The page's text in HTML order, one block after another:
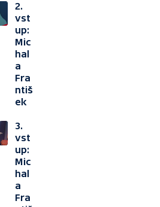
2.
vst
up:
Mic
hal
a
Fra
ntiš
ek
3.
vst
up:
Mic
hal
a
Fra